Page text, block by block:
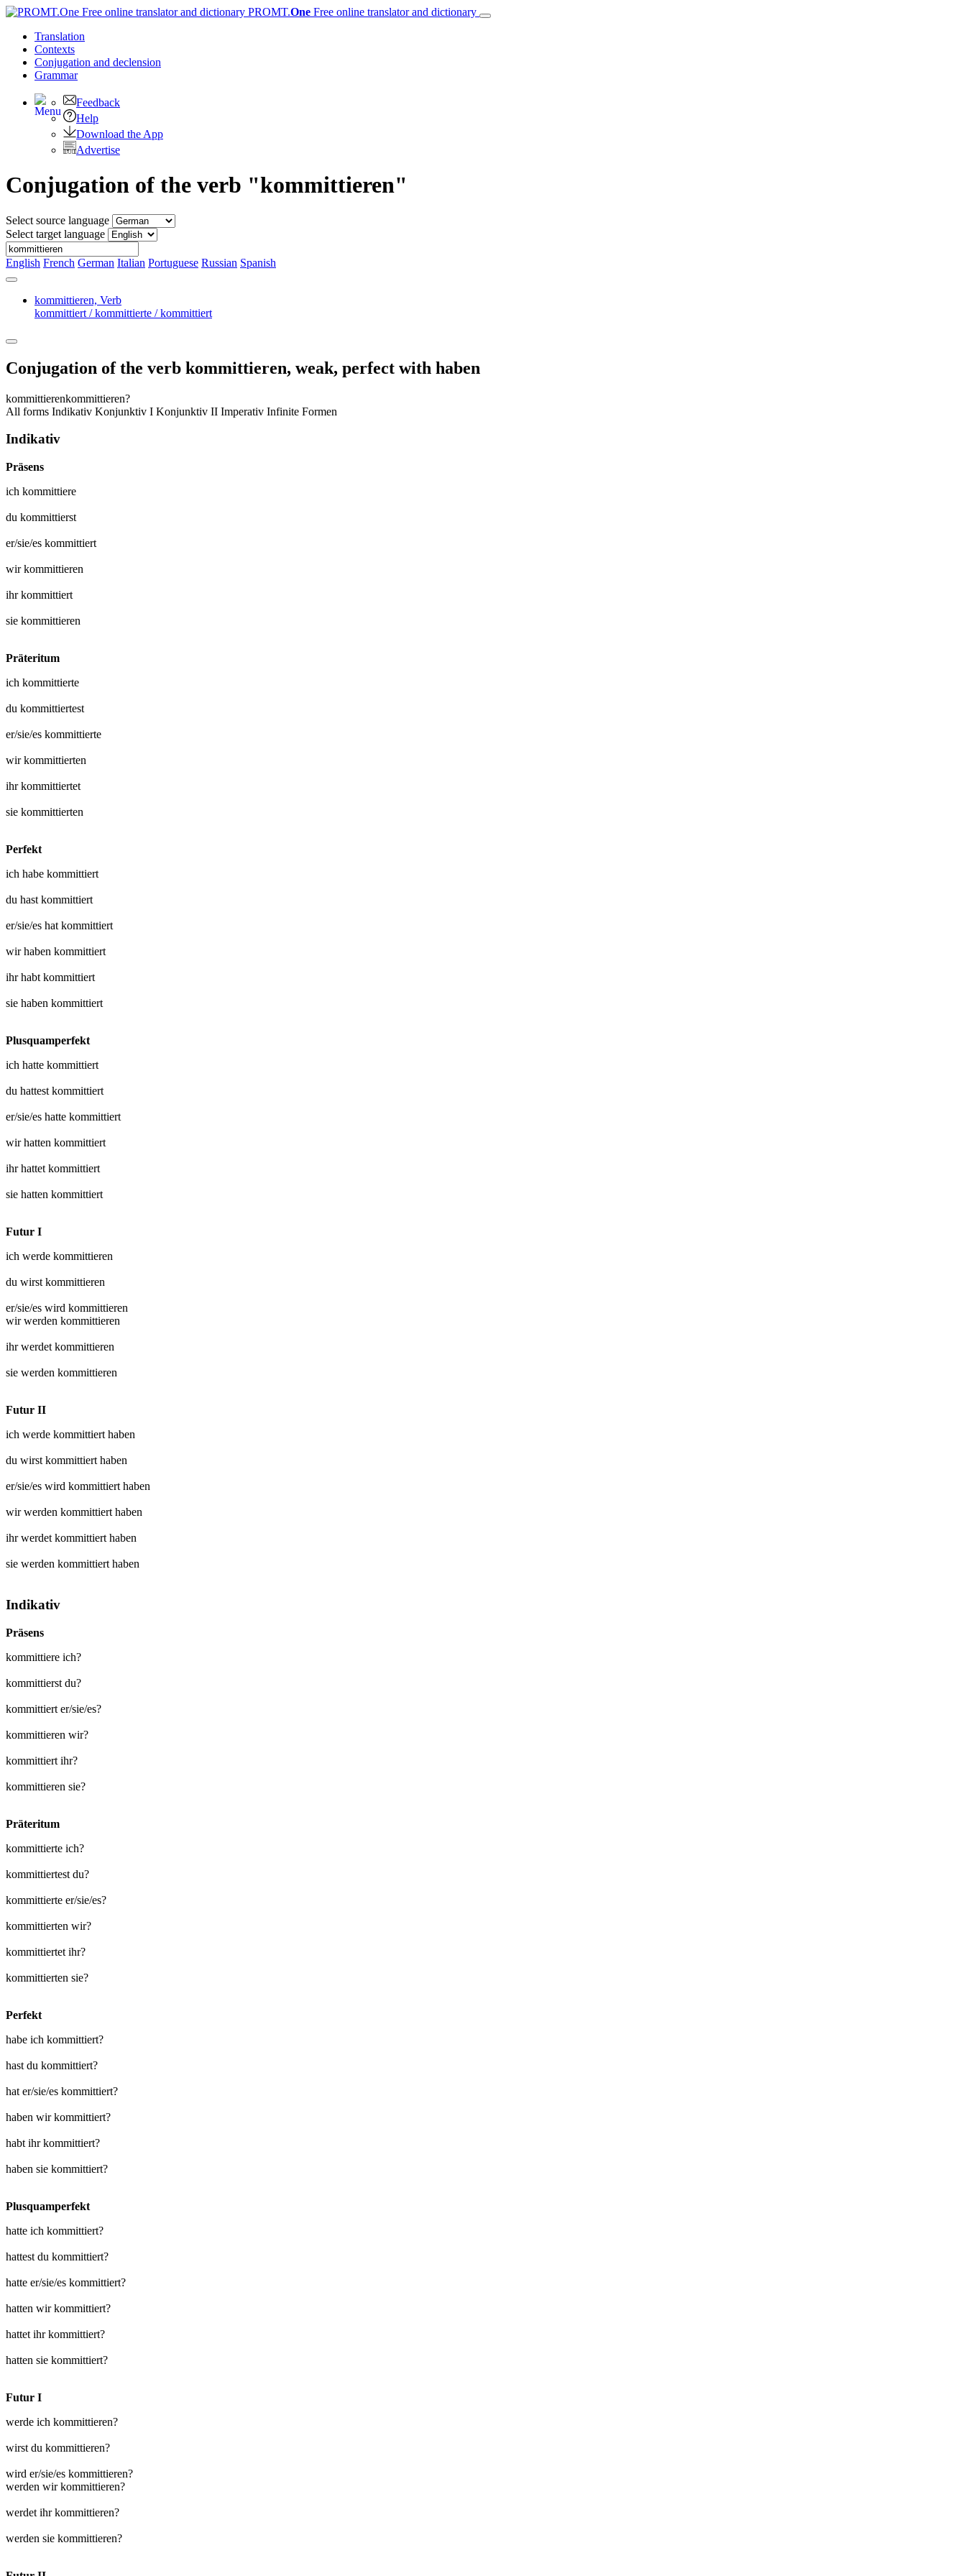
PROMT.One Free online translator and dictionary
Translation
Contexts
Conjugation and declension
Grammar
Feedback
Help
Download the App
Advertise
Conjugation of the verb "kommittieren"
Select source language
Select target language
English French German Italian Portuguese Russian Spanish
kommittieren, Verb
kommittiert / kommittierte / kommittiert
Conjugation of the verb kommittieren, weak, perfect with haben
kommittierenkommittieren?
All forms Indikativ Konjunktiv I Konjunktiv II Imperativ Infinite Formen
Indikativ
Präsens
ich kommittiere
du kommittierst
er/sie/es kommittiert
wirkommittieren
ihrkommittiert
sie kommittieren
Präteritum
ich kommittierte
du kommittiertest
er/sie/es kommittierte
wirkommittierten
ihrkommittiertet
sie kommittierten
Perfekt
ich habe kommittiert
du hast kommittiert
er/sie/es hat kommittiert
wir haben kommittiert
ihr habt kommittiert
sie haben kommittiert
Plusquamperfekt
ich hatte kommittiert
du hattest kommittiert
er/sie/es hatte kommittiert
wir hatten kommittiert
ihr hattet kommittiert
sie hatten kommittiert
Futur I
ich werde kommittieren
du wirst kommittieren
er/sie/es wird kommittieren
wir werden kommittieren
ihr werdet kommittieren
sie werden kommittieren
Futur II
ich werde kommittiert haben
du wirst kommittiert haben
er/sie/es wird kommittiert haben
wir werden kommittiert haben
ihr werdet kommittiert haben
sie werden kommittiert haben
Indikativ
Präsens
kommittiere ich?
kommittierst du?
kommittiert er/sie/es?
kommittieren wir?
kommittiert ihr?
kommittieren sie?
Präteritum
kommittierte ich?
kommittiertest du?
kommittierte er/sie/es?
kommittierten wir?
kommittiertet ihr?
kommittierten sie?
Perfekt
habe ich kommittiert?
hast du kommittiert?
hat er/sie/es kommittiert?
haben wir kommittiert?
habt ihr kommittiert?
haben sie kommittiert?
Plusquamperfekt
hatte ich kommittiert?
hattest du kommittiert?
hatte er/sie/es kommittiert?
hatten wir kommittiert?
hattet ihr kommittiert?
hatten sie kommittiert?
Futur I
werde ich kommittieren?
wirst du kommittieren?
wird er/sie/es kommittieren?
werden wir kommittieren?
werdet ihr kommittieren?
werden sie kommittieren?